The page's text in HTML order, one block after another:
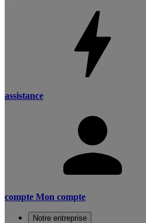
assistance
compte Mon compte
Notre entreprise